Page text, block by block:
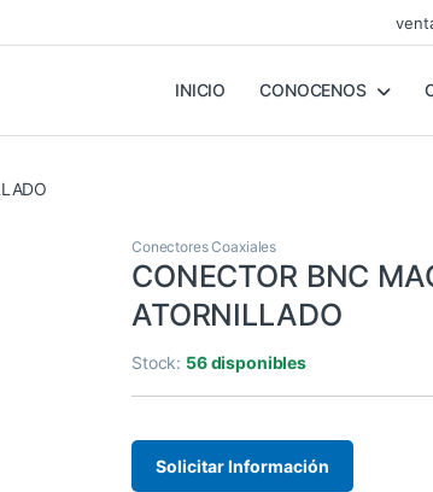
INICIO CONOCENOS
Conectores Coaxiales
CONECTOR BNC
ATORNILLADO
Stock: 56 disponibles
Solicitar Información